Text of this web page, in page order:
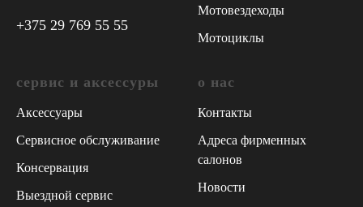
+375 29 769 55 55
Мотовездеходы
Мотоциклы
сервис и аксессуры
Аксессуары
Сервисное обслуживание
Консервация
Выездной сервис
о нас
Контакты
Адреса фирменных
салонов
Новости